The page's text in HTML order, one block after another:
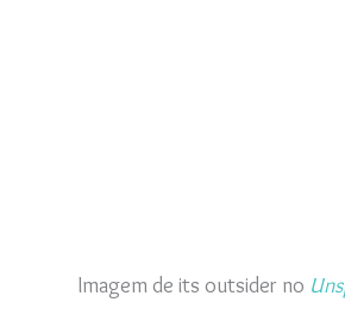
Imagem de its outsider no